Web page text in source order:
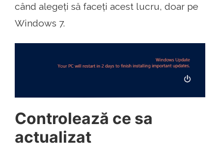
când alegeți să faceți acest lucru, doar pe
Windows 7.
Controlează ce sa
actualizat